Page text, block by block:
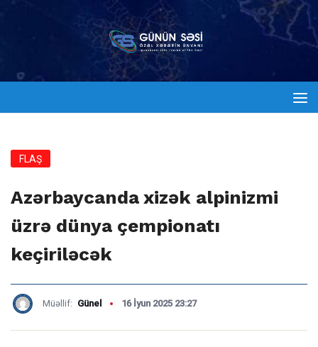
FLAŞ
Azərbaycanda xizək alpinizmi
üzrə dünya çempionatı
keçiriləcək
Müəllif: Günel 16 İyun 2025 23:27